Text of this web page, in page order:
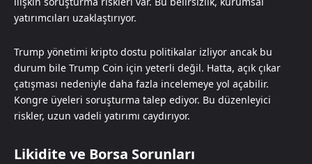
yatırımcıları uzaklaştırıyor.
Trump yönetimi kripto dostu politikalar izliyor ancak bu
durum bile Trump Coin için yeterli değil. Hatta, açık çıkar
çatışması nedeniyle daha fazla incelemeye yol açabilir.
Kongre üyeleri soruşturma talep ediyor. Bu düzenleyici
riskler, uzun vadeli yatırımı caydırıyor.
Likidite ve Borsa Sorunları